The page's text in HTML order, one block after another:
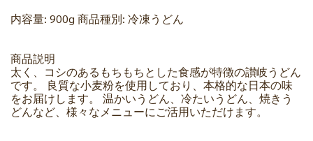
内容量: 900g 商品種別: 冷凍うどん
商品説明
太く、コシのあるもちもちとした食感が特徴の讃岐うどん
です。 良質な小麦粉を使用しており、本格的な日本の味
をお届けします。 温かいうどん、冷たいうどん、焼きう
どんなど、様々なメニューにご活用いただけます。